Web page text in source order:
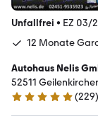
Unfallfrei • EZ 03/
12 Monate
Autohaus Nelis
52511
4.9 Sterne
(229)